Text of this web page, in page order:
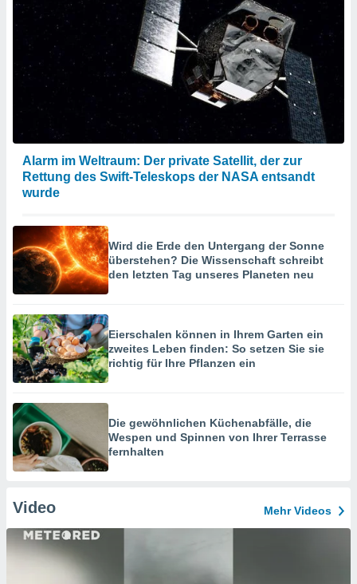
Alarm im Weltraum: Der private Satellit, der zur
Rettung des Swift-Teleskops der NASA entsandt
wurde
Wird die Erde den Untergang der Sonne
überstehen? Die Wissenschaft schreibt
den letzten Tag unseres Planeten neu
Eierschalen können in Ihrem Garten ein
zweites Leben finden: So setzen Sie sie
richtig für Ihre Pflanzen ein
Die gewöhnlichen Küchenabfälle, die
Wespen und Spinnen von Ihrer Terrasse
fernhalten
Video Mehr Videos